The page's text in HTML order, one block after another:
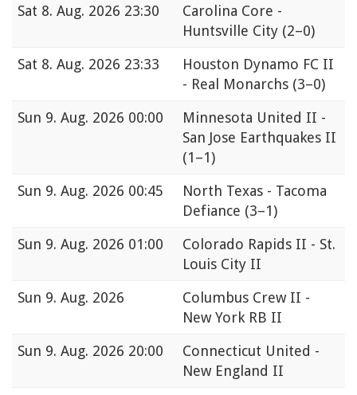
Sat 8. Aug. 2026 23:30
Carolina Core -
Huntsville City (2–0)
Sat 8. Aug. 2026 23:33
Houston Dynamo FC II
- Real Monarchs (3–0)
Sun 9. Aug. 2026 00:00
Minnesota United II -
San Jose Earthquakes II
(1–1)
Sun 9. Aug. 2026 00:45
North Texas - Tacoma
Defiance (3–1)
Sun 9. Aug. 2026 01:00
Colorado Rapids II - St.
Louis City II
Sun 9. Aug. 2026
Columbus Crew II -
New York RB II
Sun 9. Aug. 2026 20:00
Connecticut United -
New England II